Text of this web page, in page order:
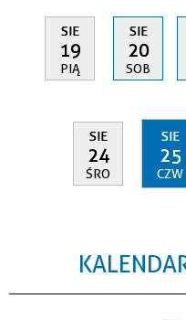
SIE
19
PIĄ
SIE
20
SOB
SIE
24
ŚRO
SIE
25
CZW